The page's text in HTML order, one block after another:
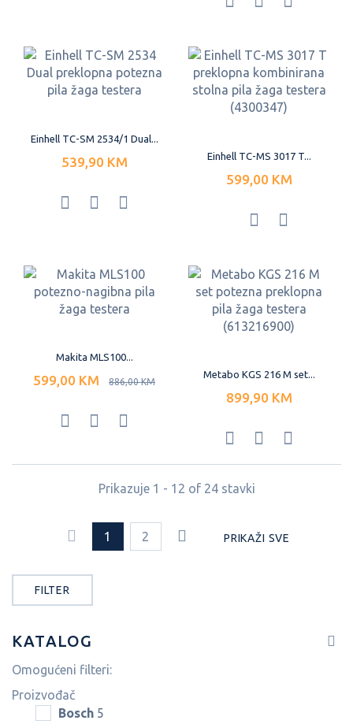
Einhell TC-SM 2534/1 Dual...
539,90 KM Einhell TC-MS 3017 T...
599,00 KM
Makita MLS100...
599,00 KM 886,00 KM
Metabo KGS 216 M set...
899,90 KM
Prikazuje 1 - 12 of 24 stavki
1 2 PRIKAŽI SVE
FILTER
KATALOG
Omogućeni filteri:
Proizvođač
Bosch 5